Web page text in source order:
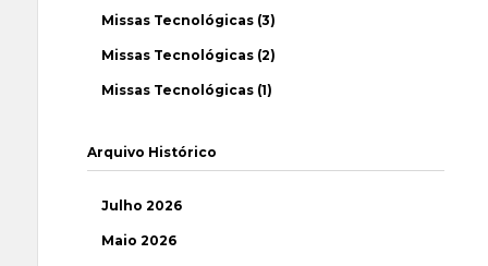
Missas Tecnológicas (3)
Missas Tecnológicas (2)
Missas Tecnológicas (1)
Arquivo Histórico
Julho 2026
Maio 2026